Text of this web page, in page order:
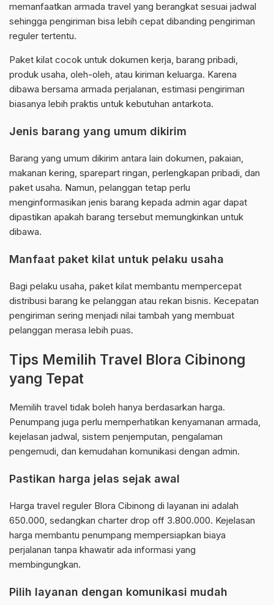
memanfaatkan armada travel yang berangkat sesuai jadwal
sehingga pengiriman bisa lebih cepat dibanding pengiriman
reguler tertentu.
Paket kilat cocok untuk dokumen kerja, barang pribadi,
produk usaha, oleh-oleh, atau kiriman keluarga. Karena
dibawa bersama armada perjalanan, estimasi pengiriman
biasanya lebih praktis untuk kebutuhan antarkota.
Jenis barang yang umum dikirim
Barang yang umum dikirim antara lain dokumen, pakaian,
makanan kering, sparepart ringan, perlengkapan pribadi, dan
paket usaha. Namun, pelanggan tetap perlu
menginformasikan jenis barang kepada admin agar dapat
dipastikan apakah barang tersebut memungkinkan untuk
dibawa.
Manfaat paket kilat untuk pelaku usaha
Bagi pelaku usaha, paket kilat membantu mempercepat
distribusi barang ke pelanggan atau rekan bisnis. Kecepatan
pengiriman sering menjadi nilai tambah yang membuat
pelanggan merasa lebih puas.
Tips Memilih Travel Blora Cibinong
yang Tepat
Memilih travel tidak boleh hanya berdasarkan harga.
Penumpang juga perlu memperhatikan kenyamanan armada,
kejelasan jadwal, sistem penjemputan, pengalaman
pengemudi, dan kemudahan komunikasi dengan admin.
Pastikan harga jelas sejak awal
Harga travel reguler Blora Cibinong di layanan ini adalah
650.000, sedangkan charter drop off 3.800.000. Kejelasan
harga membantu penumpang mempersiapkan biaya
perjalanan tanpa khawatir ada informasi yang
membingungkan.
Pilih layanan dengan komunikasi mudah